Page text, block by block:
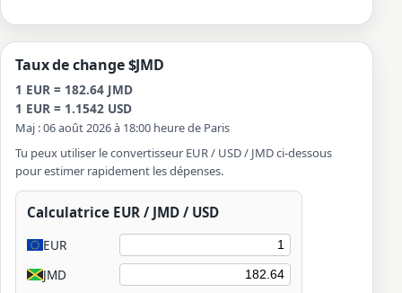
Taux de change $JMD
1 EUR = 182.64 JMD
1 EUR = 1.1542 USD
Maj : 06 août 2026 à 18:00 heure de Paris
Tu peux utiliser le convertisseur EUR / USD / JMD ci-dessous
pour estimer rapidement les dépenses.
Calculatrice EUR / JMD / USD
EUR
JMD